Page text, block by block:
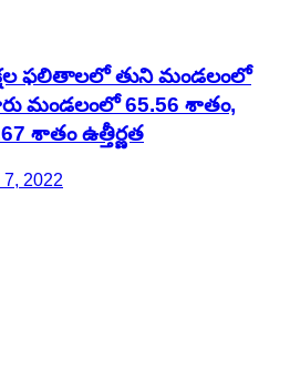
ఫలితాలలో తుని మండలంలో
మండలంలో 65.56 శాతం,
శాతం ఉత్తీర్ణత
7, 2022